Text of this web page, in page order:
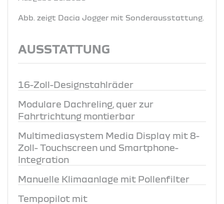
Abb. zeigt Dacia Jogger mit Sonderausstattung.
AUSSTATTUNG
16-Zoll-Designstahlräder
Modulare Dachreling, quer zur
Fahrtrichtung montierbar
Multimediasystem Media Display mit 8-
Zoll- Touchscreen und Smartphone-
Integration
Manuelle Klimaanlage mit Pollenfilter
Tempopilot mit